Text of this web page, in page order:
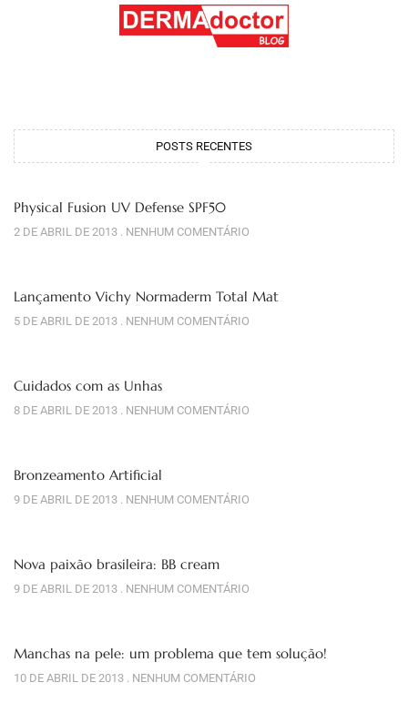
POSTS RECENTES
Physical Fusion UV Defense SPF50
2 DE ABRIL DE 2013 NENHUM COMENTÁRIO
Lançamento Vichy Normaderm Total Mat
5 DE ABRIL DE 2013 NENHUM COMENTÁRIO
Cuidados com as Unhas
8 DE ABRIL DE 2013 NENHUM COMENTÁRIO
Bronzeamento Artificial
9 DE ABRIL DE 2013 NENHUM COMENTÁRIO
Nova paixão brasileira: BB cream
9 DE ABRIL DE 2013 NENHUM COMENTÁRIO
Manchas na pele: um problema que tem solução!
10 DE ABRIL DE 2013 NENHUM COMENTÁRIO